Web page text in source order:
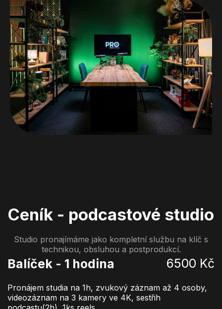
Ceník - podcastové studio
Studio pronajímáme jako kompletní službu na klíč s
technikou, obsluhou a postprodukcí.
Balíček - 1 hodina 6500 Kč
Pronájem studia na 1h, zvukový záznam až 4 osoby,
videozáznam na 3 kamery ve 4K, sestřih